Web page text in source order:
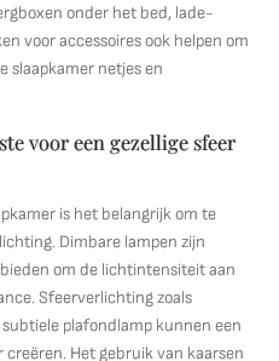
onder het bed, lade-
voor accessoires ook helpen om
slaapkamer netjes en
voor een gezellige sfeer
is het belangrijk om te
Dimbare lampen zijn
om de lichtintensiteit aan
Sfeerverlichting zoals
plafondlamp kunnen een
Het gebruik van kaarsen